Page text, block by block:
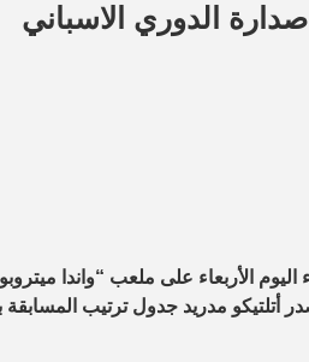
الدوري الاسباني
الأربعاء على ملعب “واندا